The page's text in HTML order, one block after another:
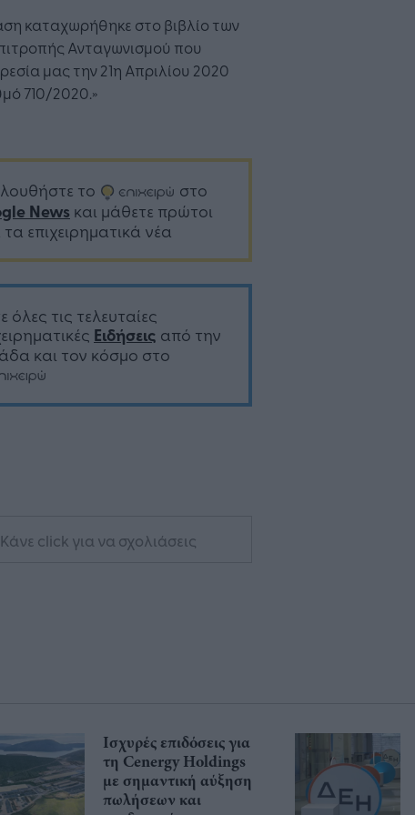
καταχωρήθηκε στο βιβλίο των
Ανταγωνισμού που
μας την 21η Απριλίου 2020
710/2020.»
το στο
News και μάθετε πρώτοι
επιχειρηματικά νέα
όλες τις τελευταίες
Ειδήσεις από την
και τον κόσμο στο
click για να σχολιάσεις
Ισχυρές επιδόσεις για
τη Cenergy Holdings
με σημαντική αύξηση
πωλήσεων και